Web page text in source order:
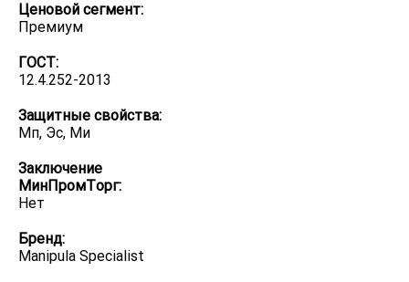
Ценовой сегмент:
Премиум
ГОСТ:
12.4.252-2013
Защитные свойства:
Мп, Эс, Ми
Заключение
МинПромТорг:
Нет
Бренд:
Manipula Specialist